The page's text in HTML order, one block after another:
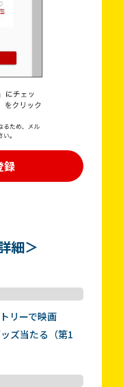
録
細＞
リーで映画
ズ当たる（第1